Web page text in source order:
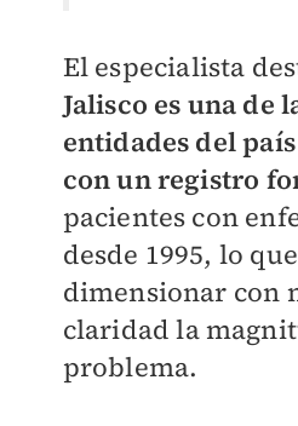
El especialista
Jalisco es una de
entidades del
con un registro
pacientes con
desde 1995, lo
dimensionar con
claridad la
problema.